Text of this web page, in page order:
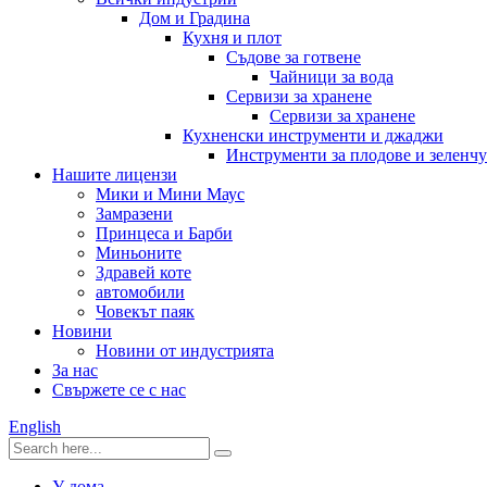
Дом и Градина
Кухня и плот
Съдове за готвене
Чайници за вода
Сервизи за хранене
Сервизи за хранене
Кухненски инструменти и джаджи
Инструменти за плодове и
Нашите лицензи
Мики и Мини Маус
Замразени
Принцеса и Барби
Миньоните
Здравей коте
автомобили
Човекът паяк
Новини
Новини от индустрията
За нас
Свържете се с нас
English